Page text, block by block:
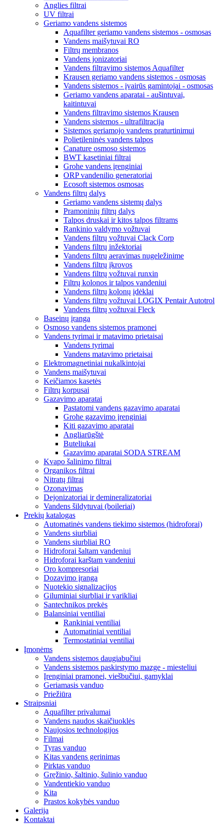
Anglies filtrai
UV filtrai
Geriamo vandens sistemos
Aquafilter geriamo vandens sistemos - osmosas
Vandens maišytuvai RO
Filtrų membranos
Vandens jonizatoriai
Vandens filtravimo sistemos Aquafilter
Krausen geriamo vandens sistemos - osmosas
Vandens sistemos - įvairūs gamintojai - osmosas
Geriamo vandens aparatai - aušintuvai,
kaitintuvai
Vandens filtravimo sistemos Krausen
Vandens sistemos - ultrafiltracija
Sistemos geriamojo vandens praturtinimui
Polietileninės vandens talpos
Canature osmoso sistemos
BWT kasetiniai filtrai
Grohe vandens įrenginiai
ORP vandenilio generatoriai
Ecosoft sistemos osmosas
Vandens filtrų dalys
Geriamo vandens sistemų dalys
Pramoninių filtrų dalys
Talpos druskai ir kitos talpos filtrams
Rankinio valdymo vožtuvai
Vandens filtrų vožtuvai Clack Corp
Vandens filtrų inžektoriai
Vandens filtrų aeravimas nugeležinime
Vandens filtrų įkrovos
Vandens filtrų vožtuvai runxin
Filtrų kolonos ir talpos vandeniui
Vandens filtrų kolonų įdėklai
Vandens filtrų vožtuvai LOGIX Pentair Autotrol
Vandens filtrų vožtuvai Fleck
Baseinų įranga
Osmoso vandens sistemos pramonei
Vandens tyrimai ir matavimo prietaisai
Vandens tyrimai
Vandens matavimo prietaisai
Elektromagnetiniai nukalkintojai
Vandens maišytuvai
Keičiamos kasetės
Filtrų korpusai
Gazavimo aparatai
Pastatomi vandens gazavimo aparatai
Grohe gazavimo įrenginiai
Kiti gazavimo aparatai
Angliarūgštė
Buteliukai
Gazavimo aparatai SODA STREAM
Kvapo šalinimo filtrai
Organikos filtrai
Nitratų filtrai
Ozonavimas
Dejonizatoriai ir demineralizatoriai
Vandens šildytuvai (boileriai)
Prekių katalogas
Automatinės vandens tiekimo sistemos (hidroforai)
Vandens siurbliai
Vandens siurbliai RO
Hidroforai šaltam vandeniui
Hidroforai karštam vandeniui
Oro kompresoriai
Dozavimo įranga
Nuotekio signalizacijos
Giluminiai siurbliai ir varikliai
Santechnikos prekės
Balansiniai ventiliai
Rankiniai ventiliai
Automatiniai ventiliai
Termostatiniai ventiliai
Įmonėms
Vandens sistemos daugiabučiui
Vandens sistemos paskirstymo mazge - miesteliui
Įrenginiai pramonei, viešbučiui, gamyklai
Geriamasis vanduo
Priežiūra
Straipsniai
Aquafilter privalumai
Vandens naudos skaičiuoklės
Naujosios technologijos
Filmai
Tyras vanduo
Kitas vandens gerinimas
Pirktas vanduo
Gręžinio, šaltinio, šulinio vanduo
Vandentiekio vanduo
Kita
Prastos kokybės vanduo
Galerija
Kontaktai